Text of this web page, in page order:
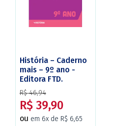
História – Caderno
mais – 9º ano -
Editora FTD.
R$ 46,94
R$ 39,90
ou em 6x de R$ 6,65